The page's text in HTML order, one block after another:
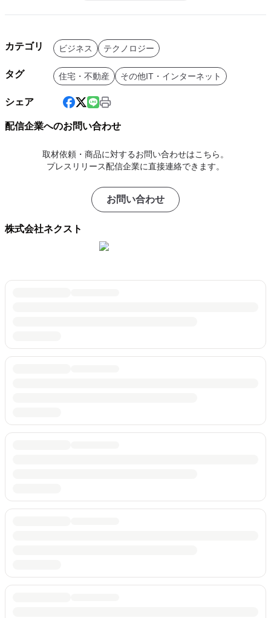
カテゴリ ビジネス テクノロジー
タグ 住宅・不動産 その他IT・インターネット
シェア
配信企業へのお問い合わせ
取材依頼・商品に対するお問い合わせはこちら。
プレスリリース配信企業に直接連絡できます。
お問い合わせ
株式会社ネクスト